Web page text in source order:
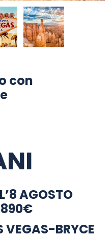
con
AGOSTO
VEGAS-BRYCE